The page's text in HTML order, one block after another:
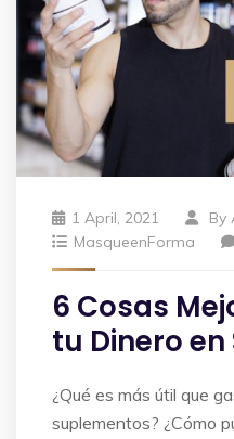
1 April, 2021 By
MasqueenForma
6 Cosas
tu Dinero
¿Qué es más útil que
suplementos? ¿Cómo